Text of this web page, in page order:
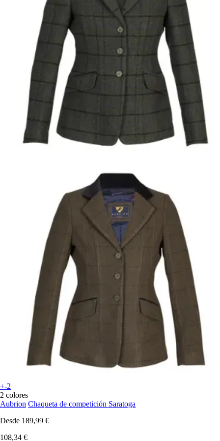
+-2
2 colores
Aubrion Chaqueta de competición Saratoga
Desde 189,99 €
108,34 €